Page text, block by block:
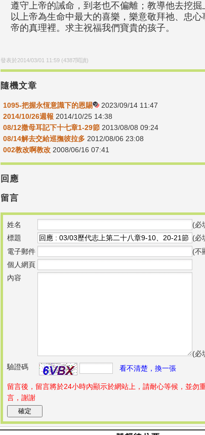
遵守上帝的誡命，到老也不偏離；教導他去挖
以上帝為生命中最大的喜樂，樂意敬拜祂、忠
帝的真理裡。求主祝福我們寶貴的孩子。
發表於2014/03/01 11:59(4387閱讀)
隨機文章
1095-把握永恆意識下的恩賜
2023/09/14 11:47
2014/10/26週報 2014/10/25 14:38
08/12撒母耳記下十七章1-29節2013/08/08 09:24
08/14解去交給巡撫彼拉多2012/08/06 23:08
002教改啊教改2008/06/16 07:41
回應
留言
姓名
(必
標題
(必
電子郵件
(不
個人網頁
內容
(必
驗證碼
看不清楚，換一張
留言後，留言將於24小時內顯示於網站上，請耐心等候，並勿
言，謝謝